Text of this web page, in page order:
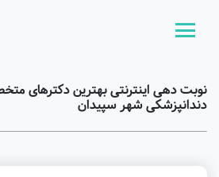
نوبت دهی اینترنتی بهترین
دندانپزشکی شهر سپیدان